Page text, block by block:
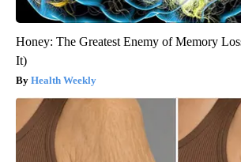
Honey: The Greatest Enemy of Memory
It)
Health Weekly